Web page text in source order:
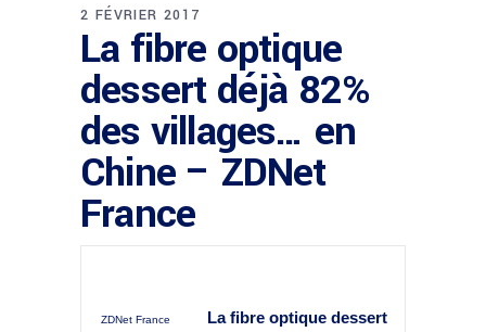
2 FÉVRIER 2017
La fibre optique
dessert déjà 82%
des villages… en
Chine – ZDNet
France
ZDNet France Lafibre optique dessert